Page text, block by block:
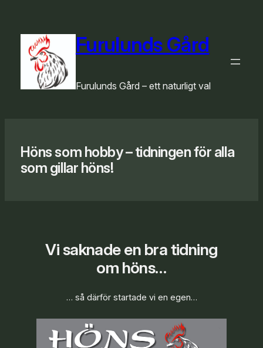
innehåll
Furulunds Gård
Furulunds Gård – ett naturligt val
Höns som hobby – tidningen för alla
som gillar höns!
Vi saknade en bra tidning
om höns…
… så därför startade vi en egen…